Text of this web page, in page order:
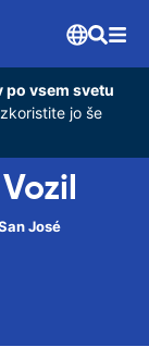
po vsem svetu
jo še
José